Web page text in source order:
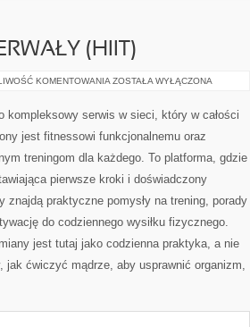
(HIIT)
KOMENTOWANIA SPRZĘT
INTERWAŁY
(HIIT)
ZOSTAŁA WYŁĄCZONA
kompleksowy serwis w sieci, który w całości
jest fitnessowi funkcjonalnemu oraz
treningom dla każdego. To platforma, gdzie
pierwsze kroki i doświadczony
znajdą praktyczne pomysły na trening, porady
do codziennego wysiłku fizycznego.
jest tutaj jako codzienna praktyka, a nie
ćwiczyć mądrze, aby usprawnić organizm,